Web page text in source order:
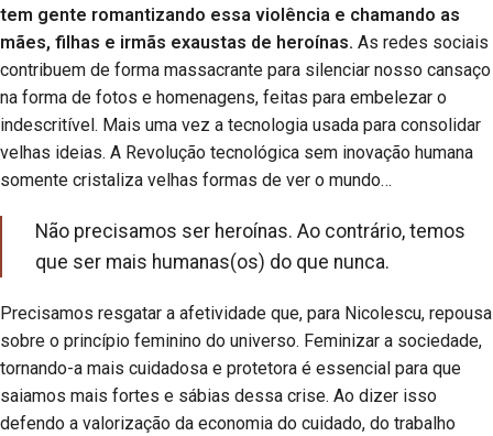
tem gente romantizando essa violência e chamando as
mães, filhas e irmãs exaustas de heroínas. As redes sociais
contribuem de forma massacrante para silenciar nosso cansaço
na forma de fotos e homenagens, feitas para embelezar o
indescritível. Mais uma vez a tecnologia usada para consolidar
velhas ideias. A Revolução tecnológica sem inovação humana
somente cristaliza velhas formas de ver o mundo…
Não precisamos ser heroínas. Ao contrário, temos
que ser mais humanas(os) do que nunca.
Precisamos resgatar a afetividade que, para Nicolescu, repousa
sobre o princípio feminino do universo. Feminizar a sociedade,
tornando-a mais cuidadosa e protetora é essencial para que
saiamos mais fortes e sábias dessa crise. Ao dizer isso
defendo a valorização da economia do cuidado, do trabalho